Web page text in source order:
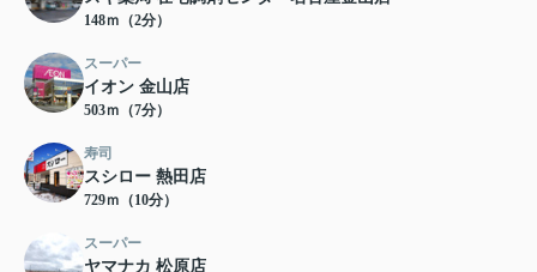
148ｍ（2分）
スーパー
イオン 金山店
503ｍ（7分）
寿司
スシロー 熱田店
729ｍ（10分）
スーパー
ヤマナカ 松原店